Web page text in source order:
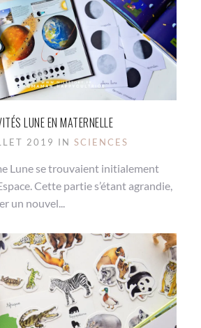
LUNE EN MATERNELLE
2019 IN SCIENCES
Lune se trouvaient initialement
Cette partie s’étant agrandie,
un nouvel...